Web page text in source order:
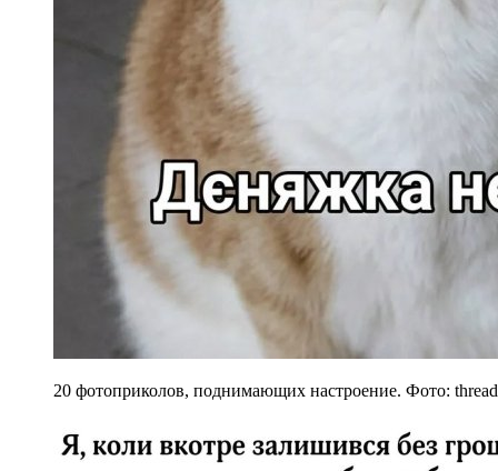
20 фотоприколов, поднимающих настроение. Фото: